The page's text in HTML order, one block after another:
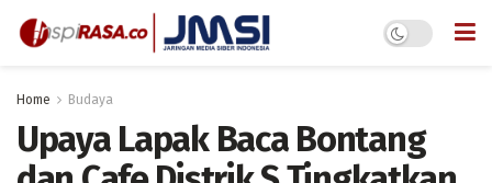
Home Budaya
Upaya Lapak Baca Bontang